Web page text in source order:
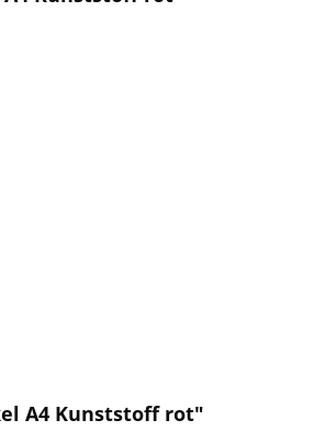
A4 Kunststoff rot"